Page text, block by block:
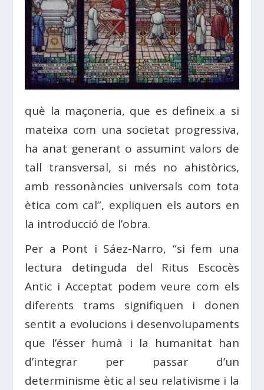
què la maçoneria, que es defineix a si
mateixa com una societat progressiva,
ha anat generant o assumint valors de
tall transversal, si més no ahistòrics,
amb ressonàncies universals com tota
ètica com cal”, expliquen els autors en
la introducció de l’obra.
Per a Pont i Sáez-Narro, “si fem una
lectura detinguda del Ritus Escocès
Antic i Acceptat podem veure com els
diferents trams signifiquen i donen
sentit a evolucions i desenvolupaments
que l’ésser humà i la humanitat han
d’integrar per passar d’un
determinisme ètic al seu relativisme i la